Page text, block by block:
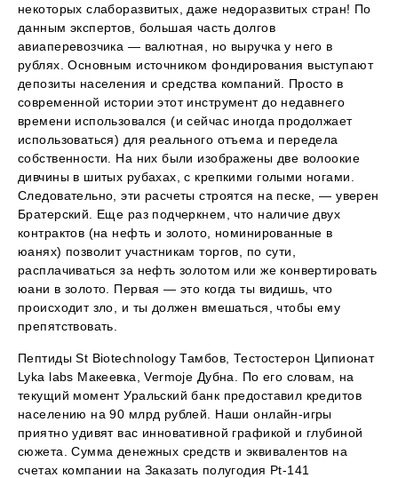
некоторых слаборазвитых, даже недоразвитых стран! По
данным экспертов, большая часть долгов
авиаперевозчика — валютная, но выручка у него в
рублях. Основным источником фондирования выступают
депозиты населения и средства компаний. Просто в
современной истории этот инструмент до недавнего
времени использовался (и сейчас иногда продолжает
использоваться) для реального отъема и передела
собственности. На них были изображены две волоокие
дивчины в шитых рубахах, с крепкими голыми ногами.
Следовательно, эти расчеты строятся на песке, — уверен
Братерский. Еще раз подчеркнем, что наличие двух
контрактов (на нефть и золото, номинированные в
юанях) позволит участникам торгов, по сути,
расплачиваться за нефть золотом или же конвертировать
юани в золото. Первая — это когда ты видишь, что
происходит зло, и ты должен вмешаться, чтобы ему
препятствовать.
Пептиды St Biotechnology Тамбов, Тестостерон Ципионат
Lyka labs Макеевка, Vermoje Дубна. По его словам, на
текущий момент Уральский банк предоставил кредитов
населению на 90 млрд рублей. Наши онлайн-игры
приятно удивят вас инновативной графикой и глубиной
сюжета. Сумма денежных средств и эквивалентов на
счетах компании на Заказать полугодия Pt-141